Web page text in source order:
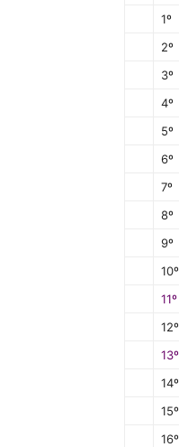
1º
2º
3º
4º
5º
6º
7º
8º
9º
10º
11º
12º
13º
14º
15º
16º